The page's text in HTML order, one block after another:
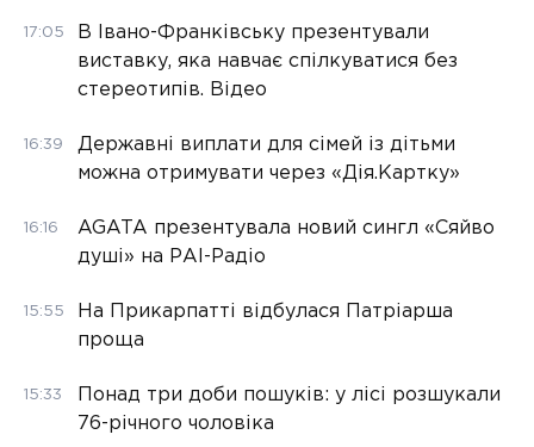
17:05
В Івано-Франківську презентували
виставку, яка навчає спілкуватися без
стереотипів. Відео
16:39
Державні виплати для сімей із дітьми
можна отримувати через «Дія.Картку»
16:16
AGATA презентувала новий сингл «Сяйво
душі» на РАІ-Радіо
15:55
На Прикарпатті відбулася Патріарша
проща
15:33
Понад три доби пошуків: у лісі розшукали
76-річного чоловіка